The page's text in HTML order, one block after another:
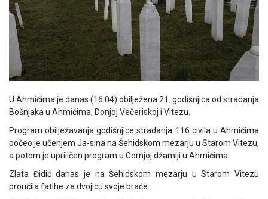
U Ahmićima je danas (16.04) obilježena 21. godišnjica od stradanja
Bošnjaka u Ahmićima, Donjoj Večeriskoj i Vitezu.
Program obilježavanja godišnjice stradanja 116 civila u Ahmićima
počeo je učenjem Ja-sina na Šehidskom mezarju u Starom Vitezu,
a potom je upriličen program u Gornjoj džamiji u Ahmićima.
Zlata Đidić danas je na Šehidskom mezarju u Starom Vitezu
proučila fatihe za dvojicu svoje braće.